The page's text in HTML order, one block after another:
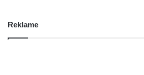
Reklame